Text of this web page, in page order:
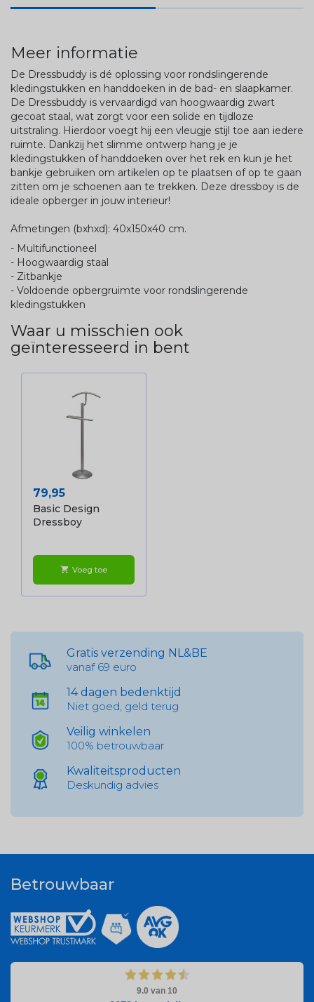
Meer informatie
De Dressbuddy is dé oplossing voor rondslingerende
kledingstukken en handdoeken in de bad- en slaapkamer.
De Dressbuddy is vervaardigd van hoogwaardig zwart
gecoat staal, wat zorgt voor een solide en tijdloze
uitstraling. Hierdoor voegt hij een vleugje stijl toe aan iedere
ruimte. Dankzij het slimme ontwerp hang je je
kledingstukken of handdoeken over het rek en kun je het
bankje gebruiken om artikelen op te plaatsen of op te gaan
zitten om je schoenen aan te trekken. Deze dressboy is de
ideale opberger in jouw interieur!
Afmetingen (bxhxd): 40x150x40 cm.
- Multifunctioneel
- Hoogwaardig staal
- Zitbankje
- Voldoende opbergruimte voor rondslingerende
kledingstukken
Waar u misschien ook
geïnteresseerd in bent
Prijs
79,95
Basic Design
Dressboy
shopping_cart Voeg toe
Gratis verzending NL&BE
vanaf 69 euro
14 dagen bedenktijd
Niet goed, geld terug
Veilig winkelen
100% betrouwbaar
Kwaliteitsproducten
Deskundig advies
Betrouwbaar